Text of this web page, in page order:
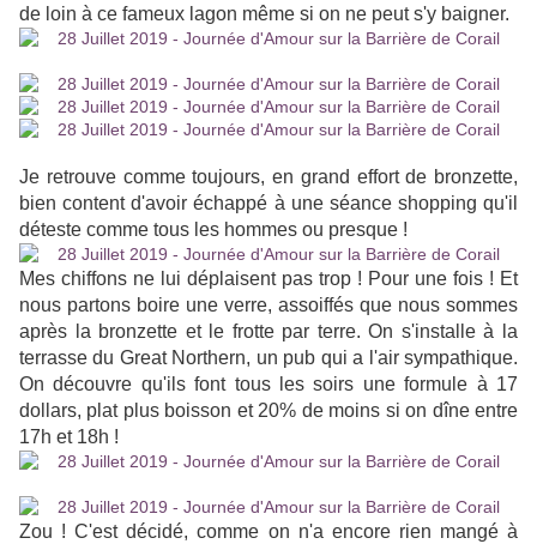
de loin à ce fameux lagon même si on ne peut s'y baigner.
Je retrouve comme toujours, en grand effort de bronzette,
bien content d'avoir échappé à une séance shopping qu'il
déteste comme tous les hommes ou presque !
Mes chiffons ne lui déplaisent pas trop ! Pour une fois ! Et
nous partons boire une verre, assoiffés que nous sommes
après la bronzette et le frotte par terre. On s'installe à la
terrasse du Great Northern, un pub qui a l'air sympathique.
On découvre qu'ils font tous les soirs une formule à 17
dollars, plat plus boisson et 20% de moins si on dîne entre
17h et 18h !
Zou ! C'est décidé, comme on n'a encore rien mangé à